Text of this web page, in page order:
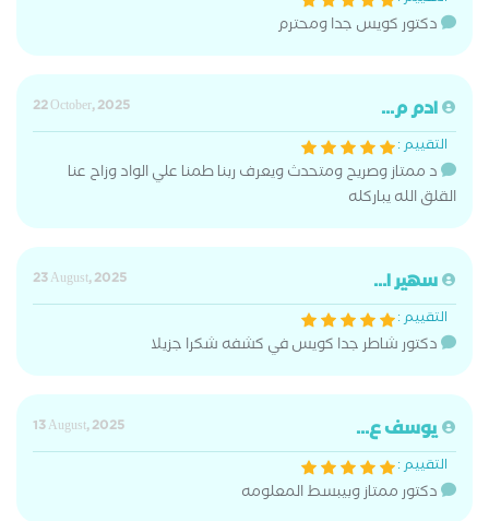
دكتور كويس جدا ومحترم
ادم م...
22 October, 2025
التقييم :
د ممتاز وصريح ومتحدث ويعرف ربنا طمنا علي الواد وزاح عنا
القلق الله يباركله
سهير ا...
23 August, 2025
التقييم :
دكتور شاطر جدا كويس في كشفه شكرا جزيلا
يوسف ع...
13 August, 2025
التقييم :
دكتور ممتاز وبيبسط المعلومه